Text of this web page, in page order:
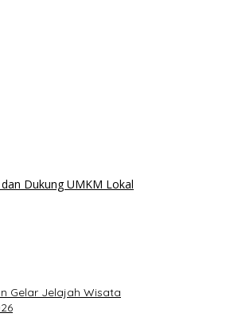
Dukung UMKM Lokal
Gelar Jelajah Wisata